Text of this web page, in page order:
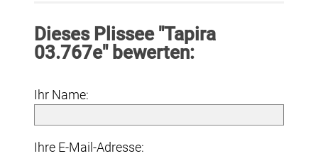
Dieses Plissee "Tapira
03.767e" bewerten:
Ihr Name:
Ihre E-Mail-Adresse: